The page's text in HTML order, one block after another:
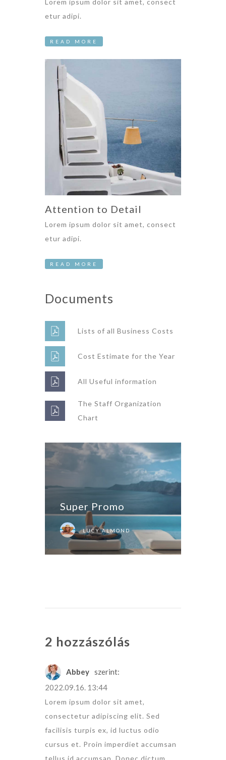
Lorem ipsum dolor sit amet, consect
etur adipi.
READ MORE
Attention to Detail
Lorem ipsum dolor sit amet, consect
etur adipi.
READ MORE
Documents
Lists of all Business Costs
Cost Estimate for the Year
All Useful information
The Staff Organization
Chart
Super Promo
LUCY ALMOND
2 hozzászólás
Abbey szerint:
2022.09.16. 13:44
Lorem ipsum dolor sit amet,
consectetur adipiscing elit. Sed
facilisis turpis ex, id luctus odio
cursus et. Proin imperdiet accumsan
tellus id accumsan. Donec dictum